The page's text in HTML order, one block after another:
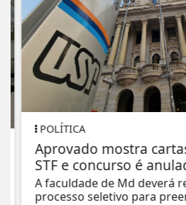
POLÍTICA
Aprovado mostra
STF e concurso é
A faculdade de Md deverá
processo seletivo para